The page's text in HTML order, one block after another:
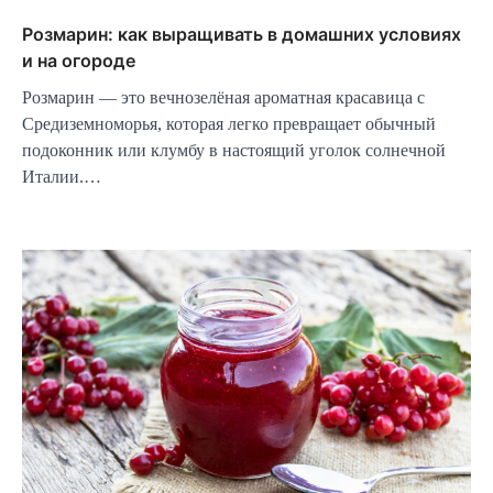
Розмарин: как выращивать в домашних условиях
и на огороде
Розмарин — это вечнозелёная ароматная красавица с
Средиземноморья, которая легко превращает обычный
подоконник или клумбу в настоящий уголок солнечной
Италии.…